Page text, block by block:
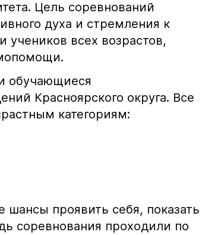
Цель соревнований
духа и стремления к
всех возрастов,
обучающиеся
Красноярского округа. Все
категориям:
проявить себя, показать
соревнования проходили по